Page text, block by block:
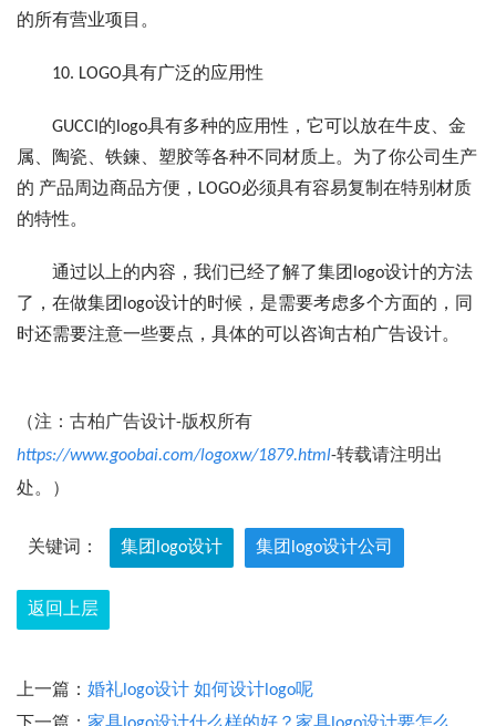
的所有营业项目。
10. LOGO具有广泛的应用性
GUCCI的logo具有多种的应用性，它可以放在牛皮、金
属、陶瓷、铁鍊、塑胶等各种不同材质上。为了你公司生产
的 产品周边商品方便，LOGO必须具有容易复制在特别材质
的特性。
通过以上的内容，我们已经了解了集团logo设计的方法
了，在做集团logo设计的时候，是需要考虑多个方面的，同
时还需要注意一些要点，具体的可以咨询古柏广告设计。
（注：古柏广告设计-版权所有
https://www.goobai.com/logoxw/1879.html-转载请注明出
处。）
关键词： 集团logo设计 集团logo设计公司
返回上层
上一篇： 婚礼logo设计 如何设计logo呢